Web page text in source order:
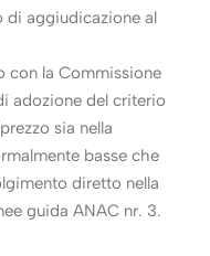
di aggiudicazione al
con la Commissione
adozione del criterio
sia nella
basse che
diretto nella
guida ANAC nr. 3.